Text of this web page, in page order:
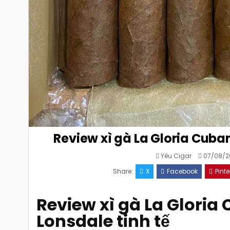
Review xì gà La Gloria
Yêu Cigar 07/08/
Share:
X Facebook
Review xì gà La Gloria
Lonsdale tinh tế